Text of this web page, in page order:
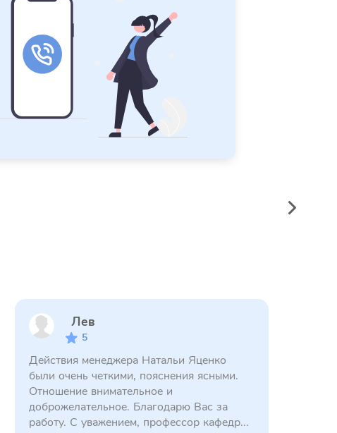
Лев
5
Действия менеджера Натальи Яценко
были очень четкими, пояснения ясными.
Отношение внимательное и
доброжелательное. Благодарю Вас за
работу. С уважением, профессор кафедр...